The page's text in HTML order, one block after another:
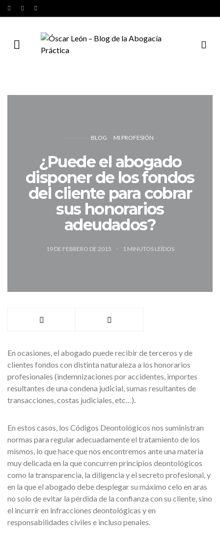
BLOG MI PROFESIÓN
¿Puede el abogado
disponer de los fondos
del cliente para cobrar
sus honorarios
adeudados?
19 DE FEBRERO DE 2015 1 MINUTOS LEÍDOS
En ocasiones, el abogado puede recibir de terceros y de
clientes fondos con distinta naturaleza a los honorarios
profesionales (indemnizaciones por accidentes, importes
resultantes de una condena judicial, sumas resultantes de
transacciones, costas judiciales, etc…).
En estos casos, los Códigos Deontológicos nos suministran
normas para regular adecuadamente el tratamiento de los
mismos, lo que hace que nos encontremos ante una materia
muy delicada en la que concurren principios deontológicos
como la transparencia, la diligencia y el secreto profesional, y
en la que el abogado debe desplegar su máximo celo en aras
no solo de evitar la pérdida de la confianza con su cliente, sino
el incurrir en infracciones deontológicas y en
responsabilidades civiles e incluso penales.